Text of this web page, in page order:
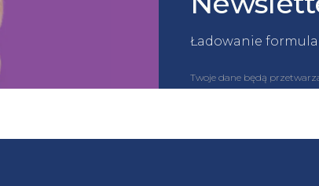
Ładowanie
Twoje dane będą